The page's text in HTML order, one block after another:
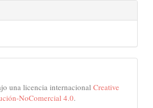
una licencia internacional Creative
NoComercial 4.0.